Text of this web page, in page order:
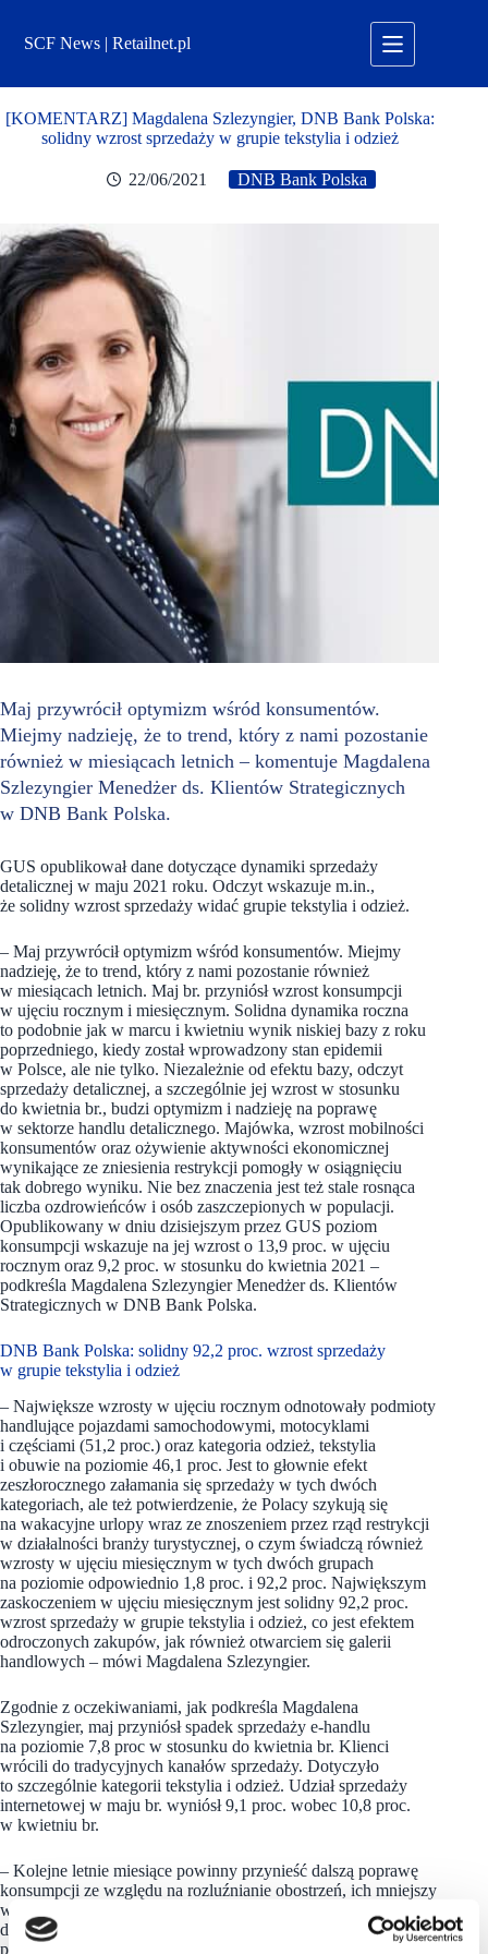
treściSCF News | Retailnet.pl
[KOMENTARZ] Magdalena Szlezyngier, DNB Bank Polska:
solidny wzrost sprzedaży w grupie tekstylia i odzież
22/06/2021 DNB Bank Polska
Maj przywrócił optymizm wśród konsumentów.
Miejmy nadzieję, że to trend, który z nami pozostanie
również w miesiącach letnich – komentuje Magdalena
Szlezyngier Menedżer ds. Klientów Strategicznych
w DNB Bank Polska.
GUS opublikował dane dotyczące dynamiki sprzedaży
detalicznej w maju 2021 roku. Odczyt wskazuje m.in.,
że solidny wzrost sprzedaży widać grupie tekstylia i odzież.
– Maj przywrócił optymizm wśród konsumentów. Miejmy
nadzieję, że to trend, który z nami pozostanie również
w miesiącach letnich. Maj br. przyniósł wzrost konsumpcji
w ujęciu rocznym i miesięcznym. Solidna dynamika roczna
to podobnie jak w marcu i kwietniu wynik niskiej bazy z roku
poprzedniego, kiedy został wprowadzony stan epidemii
w Polsce, ale nie tylko. Niezależnie od efektu bazy, odczyt
sprzedaży detalicznej, a szczególnie jej wzrost w stosunku
do kwietnia br., budzi optymizm i nadzieję na poprawę
w sektorze handlu detalicznego. Majówka, wzrost mobilności
konsumentów oraz ożywienie aktywności ekonomicznej
wynikające ze zniesienia restrykcji pomogły w osiągnięciu
tak dobrego wyniku. Nie bez znaczenia jest też stale rosnąca
liczba ozdrowieńców i osób zaszczepionych w populacji.
Opublikowany w dniu dzisiejszym przez GUS poziom
konsumpcji wskazuje na jej wzrost o 13,9 proc. w ujęciu
rocznym oraz 9,2 proc. w stosunku do kwietnia 2021 –
podkreśla Magdalena Szlezyngier Menedżer ds. Klientów
Strategicznych w DNB Bank Polska.
DNB Bank Polska: solidny 92,2 proc. wzrost sprzedaży
w grupie tekstylia i odzież
– Największe wzrosty w ujęciu rocznym odnotowały podmioty
handlujące pojazdami samochodowymi, motocyklami
i częściami (51,2 proc.) oraz kategoria odzież, tekstylia
i obuwie na poziomie 46,1 proc. Jest to głownie efekt
zeszłorocznego załamania się sprzedaży w tych dwóch
kategoriach, ale też potwierdzenie, że Polacy szykują się
na wakacyjne urlopy wraz ze znoszeniem przez rząd restrykcji
w działalności branży turystycznej, o czym świadczą również
wzrosty w ujęciu miesięcznym w tych dwóch grupach
na poziomie odpowiednio 1,8 proc. i 92,2 proc. Największym
zaskoczeniem w ujęciu miesięcznym jest solidny 92,2 proc.
wzrost sprzedaży w grupie tekstylia i odzież, co jest efektem
odroczonych zakupów, jak również otwarciem się galerii
handlowych – mówi Magdalena Szlezyngier.
Zgodnie z oczekiwaniami, jak podkreśla Magdalena
Szlezyngier, maj przyniósł spadek sprzedaży e-handlu
na poziomie 7,8 proc w stosunku do kwietnia br. Klienci
wrócili do tradycyjnych kanałów sprzedaży. Dotyczyło
to szczególnie kategorii tekstylia i odzież. Udział sprzedaży
internetowej w maju br. wyniósł 9,1 proc. wobec 10,8 proc.
w kwietniu br.
– Kolejne letnie miesiące powinny przynieść dalszą poprawę
konsumpcji ze względu na rozluźnianie obostrzeń, ich mniejszy
wpływ na mobilność społeczeństwa i wydatki gospodarstw
domowych oraz rosnącą liczbę wykonywanych szczepień –
podsumowuje Magdalena Szlezyngier z DNB Bank Polska.